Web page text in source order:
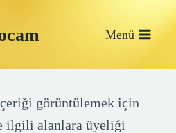
Menü
görüntülemek için
ilgili alanlara üyeliği